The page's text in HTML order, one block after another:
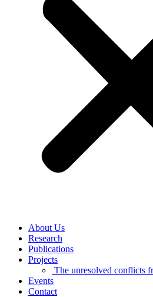
About Us
Research
Publications
Projects
The unresolved conflicts
Events
Contact